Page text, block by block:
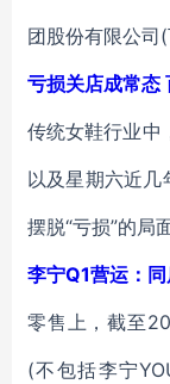
团股份有限公司
亏损关店成常态
传统女鞋行业中
以及星期六近几
摆脱“亏损”的局面
李宁Q1营运：
零售上，截至
(不包括李宁